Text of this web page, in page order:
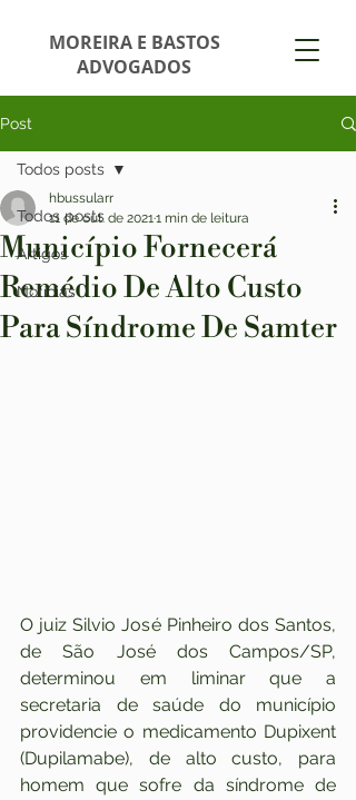
MOREIRA E BASTOS
ADVOGADOS
Post
Todos posts
Artigos
Notícias
Todos posts
Município Fornecerá
Remédio De Alto Custo
Para Síndrome De Samter
hbussularr
11 de out. de 20211 min de leitura
O juiz Silvio José Pinheiro dos Santos,
de São José dos Campos/SP,
determinou em liminar que a
secretaria de saúde do município
providencie o medicamento Dupixent
(Dupilamabe), de alto custo, para
homem que sofre da síndrome de